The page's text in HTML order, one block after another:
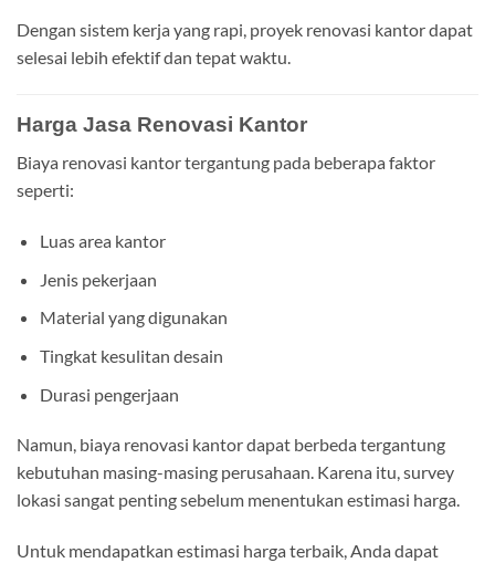
Dengan sistem kerja yang rapi, proyek renovasi kantor dapat
selesai lebih efektif dan tepat waktu.
Harga Jasa Renovasi Kantor
Biaya renovasi kantor tergantung pada beberapa faktor
seperti:
Luas area kantor
Jenis pekerjaan
Material yang digunakan
Tingkat kesulitan desain
Durasi pengerjaan
Namun, biaya renovasi kantor dapat berbeda tergantung
kebutuhan masing-masing perusahaan. Karena itu, survey
lokasi sangat penting sebelum menentukan estimasi harga.
Untuk mendapatkan estimasi harga terbaik, Anda dapat